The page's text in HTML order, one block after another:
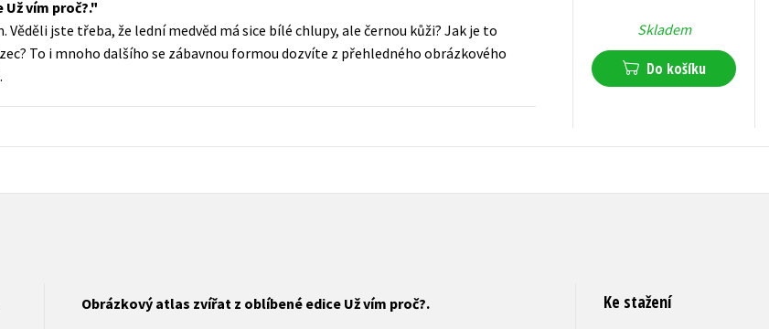
Populárně - naučná pro dospělé
Populárně - naučné pro děti
Příroda a zahrada
Young adult (SK)
vím proč?.
jste třeba, že lední medvěd má sice bílé chlupy, ale černou kůži? Jak je to
To i mnoho dalšího se zábavnou formou dozvíte z přehledného obrázkového
Skladem
Do košíku
Obrázkový atlas zvířat z oblíbené edice Už vím proč?.
Ke stažení